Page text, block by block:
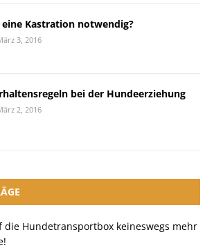
Kastration notwendig?
3, 2016
bei der Hundeerziehung
2, 2016
die Hundetransportbox keineswegs mehr